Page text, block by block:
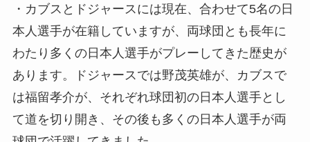
・カブスとドジャースには現在、合わせて5名の日
本人選手が在籍していますが、両球団とも長年に
わたり多くの日本人選手がプレーしてきた歴史が
あります。ドジャースでは野茂英雄が、カブスで
は福留孝介が、それぞれ球団初の日本人選手とし
て道を切り開き、その後も多くの日本人選手が両